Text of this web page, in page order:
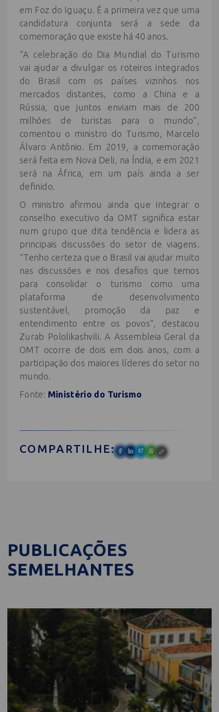
em Foz do Iguaçu. É a primeira vez que uma
candidatura conjunta será a sede da
comemoração que existe há 40 anos.
“A celebração do Dia Mundial do Turismo
vai ajudar a divulgar os roteiros integrados
do Brasil com os países vizinhos nos
mercados distantes, como a China e a
Rússia, que juntos enviam mais de 200
milhões de turistas para o mundo”,
comentou o ministro do Turismo, Marcelo
Álvaro Antônio. Em 2019, a comemoração
será feita em Nova Deli, na Índia, e em 2021
será na África, em um país ainda a ser
definido.
O ministro afirmou ainda que integrar o
conselho executivo da OMT significa estar
num grupo que dita tendência e lidera as
principais discussões do setor de viagens.
“Tenho certeza que o Brasil vai ajudar muito
nas discussões e nos desafios que temos
para consolidar o turismo como uma
plataforma de desenvolvimento
sustentável, promoção da paz e
entendimento entre os povos”, destacou
Zurab Pololikashvili. A Assembleia Geral da
OMT ocorre de dois em dois anos, com a
participação dos maiores líderes do setor no
mundo.
Fonte: Ministério do Turismo
COMPARTILHE:
PUBLICAÇÕES
SEMELHANTES